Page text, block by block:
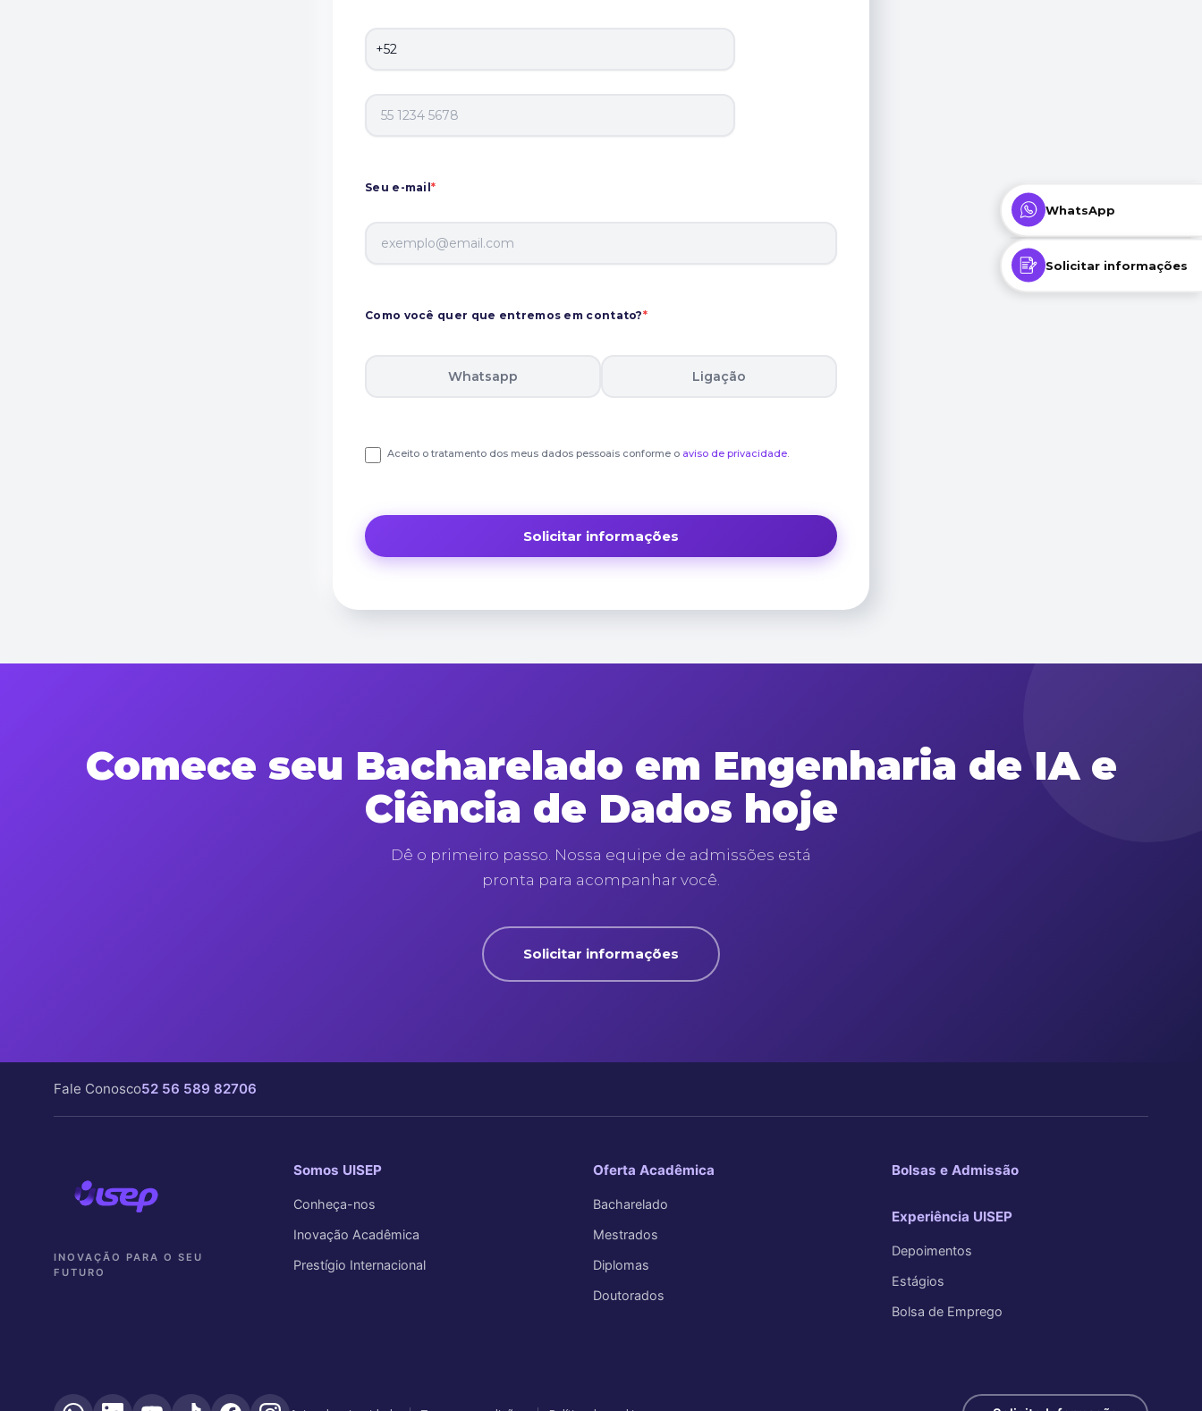
Seu e-mail*
Como você quer que entremos em contato?*
Whatsapp Ligação
Aceito o tratamento dos meus dados pessoais conforme o aviso de privacidade
Comece seu Bacharelado em Engenharia de IA e
Ciência de Dados hoje
Dê o primeiro passo. Nossa equipe de admissões está
pronta para acompanhar você.
Solicitar informações
Fale Conosco52 56 589 82706
INOVAÇÃO PARA O SEU
FUTURO
Somos UISEP
Conheça-nos
Inovação Acadêmica
Prestígio Internacional
Oferta Acadêmica
Bacharelado
Mestrados
Diplomas
Doutorados
Bolsas e Admissão
Experiência UISEP
Depoimentos
Estágios
Bolsa de Emprego
WhatsApp
Solicitar informações